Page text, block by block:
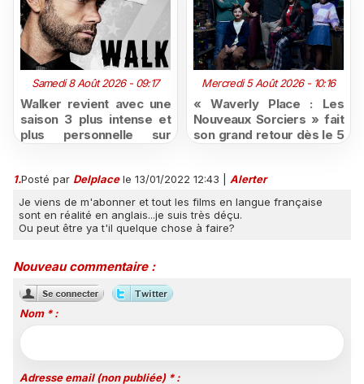
Samedi 8 Août 2026 - 09:17
Walker revient avec une
saison 3 plus intense et
plus personnelle sur
Mercredi 5 Août 2026 - 10:16
« Waverly Place : Les
Nouveaux Sorciers » fait
son grand retour dès le 5
Channel
1.Posté par Delplace le 13/01/2022 12:43
Alerter
Je viens de m'abonner et tout les films en langue française
sont en réalité en anglais...je suis très déçu.
Ou peut être ya t'il quelque chose à faire?
Nouveau commentaire :
Nom * :
Adresse email (non publiée) * :